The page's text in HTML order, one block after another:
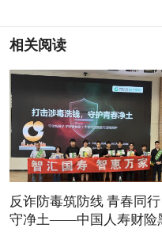
相关阅读
反诈防毒筑防线 青春同行
守净土——中国人寿财险